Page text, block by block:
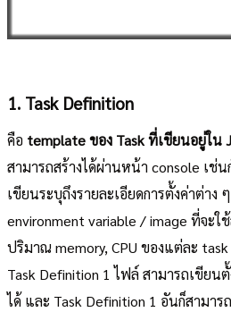
1. Task Definition
คือ template ของ Task ที่เขียนอยู่ใน
สามารถสร้างได้ผ่านหน้า console เช่
เขียนระบุถึงรายละเอียดการตั้งค่าต่าง
environment variable / image ที่จะใ
ปริมาณ memory, CPU ของแต่ละ
Task Definition 1 ไฟล์ สามารถเขียน
ได้ และ Task Definition 1 อันก็สามาร